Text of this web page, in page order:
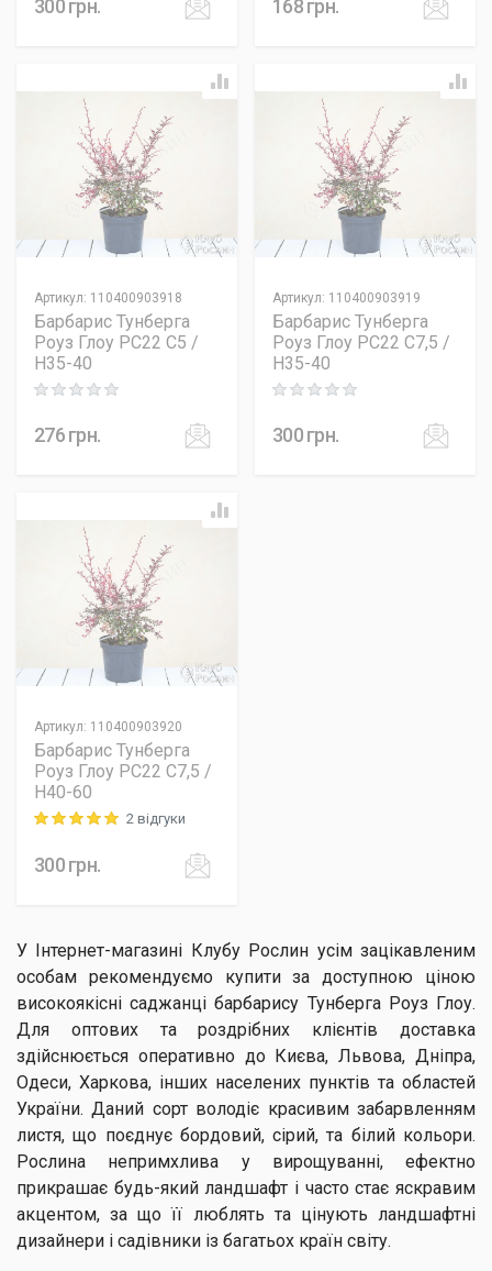
300грн. 168грн.
Артикул: 110400903918
Барбарис Тунберга
Роуз Глоу PC22 C5 /
H35-40
Rating: 0 out of 5
276грн.
Артикул: 110400903919
Барбарис Тунберга
Роуз Глоу PC22 C7,5 /
H35-40
Rating: 0 out of 5
300грн.
Артикул: 110400903920
Барбарис Тунберга
Роуз Глоу PC22 C7,5 /
H40-60
Rating: 5 out of 52 відгуки
300грн.
У Інтернет-магазині Клубу Рослин усім зацікавленим
особам рекомендуємо купити за доступною ціною
високоякісні саджанці барбарису Тунберга Роуз Глоу.
Для оптових та роздрібних клієнтів доставка
здійснюється оперативно до Києва, Львова, Дніпра,
Одеси, Харкова, інших населених пунктів та областей
України. Даний сорт володіє красивим забарвленням
листя, що поєднує бордовий, сірий, та білий кольори.
Рослина непримхлива у вирощуванні, ефектно
прикрашає будь-який ландшафт і часто стає яскравим
акцентом, за що її люблять та цінують ландшафтні
дизайнери і садівники із багатьох країн світу.